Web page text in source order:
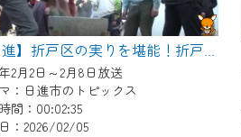
【日進】折戸区の実りを堪能！折戸新春餅つき大会
2月2日～2月8日放送
：日進市のトピックス
間：00:02:35
：2026/02/05
いの地域の動画コンテンツ
ら、いつでも・どこでも・外
地域情報番組をご視聴いた